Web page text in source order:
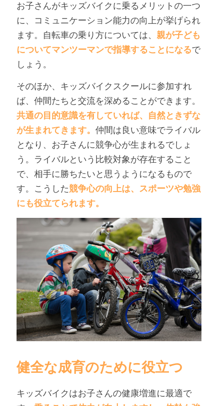
お子さんがキッズバイクに乗るメリットの一つ
に、コミュニケーション能力の向上が挙げられ
ます。自転車の乗り方については、 親が子ども
についてマンツーマンで指導することになるで
しょう。
そのほか、キッズバイクスクールに参加すれ
ば、仲間たちと交流を深めることができます。
共通の目的意識を有していれば、自然ときずな
が生まれてきます。 仲間は良い意味でライバル
となり、お子さんに競争心が生まれるでしょ
う。ライバルという比較対象が存在すること
で、相手に勝ちたいと思うようになるもので
す。こうした競争心の向上は、スポーツや勉強
にも役立てられます。
健全な成育のために役立つ
キッズバイクはお子さんの健康増進に最適で